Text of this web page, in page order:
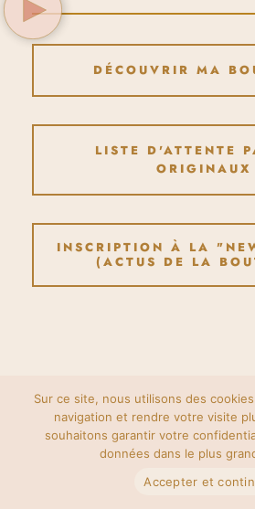
DÉCOUVRIR MA
LISTE D'ATTENTE
ORIGINAUX
INSCRIPTION À LA
(ACTUS DE LA
Sur ce site, nous utilisons des
navigation et rendre votre visite
souhaitons garantir votre
données dans le plus
Accepter et